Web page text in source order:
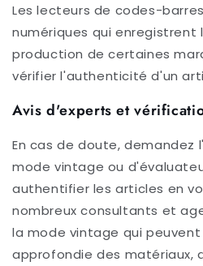
Les lecteurs de codes-
numériques qui enregistrent
production de certaines
vérifier l'authenticité d'un
Avis d'experts et
En cas de doute, demandez
mode vintage ou
authentifier les articles en
nombreux consultants et
la mode vintage qui
approfondie des matériaux,